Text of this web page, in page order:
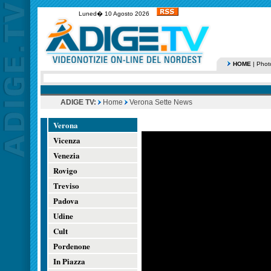
Luned� 10 Agosto 2026
HOME |
ADIGE TV: Home Verona Sette News
Verona
Vicenza
Venezia
Rovigo
Treviso
Padova
Udine
Cult
Pordenone
In Piazza